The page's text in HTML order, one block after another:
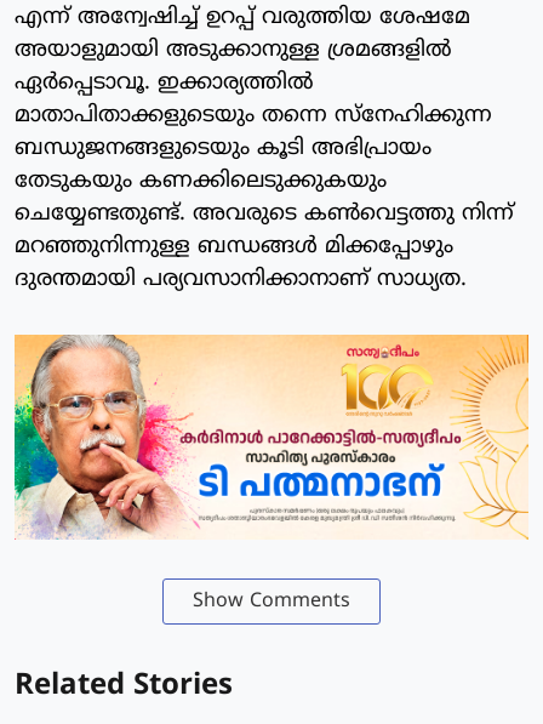
എന്ന് അന്വേഷിച്ച് ഉറപ്പ് വരുത്തിയ ശേഷമേ
അയാളുമായി അടുക്കാനുള്ള ശ്രമങ്ങളില്‍
ഏര്‍പ്പെടാവൂ. ഇക്കാര്യത്തില്‍
മാതാപിതാക്കളുടെയും തന്നെ സ്‌നേഹിക്കുന്ന
ബന്ധുജനങ്ങളുടെയും കൂടി അഭിപ്രായം
തേടുകയും കണക്കിലെടുക്കുകയും
ചെയ്യേണ്ടതുണ്ട്. അവരുടെ കണ്‍വെട്ടത്തു നിന്ന്
മറഞ്ഞുനിന്നുള്ള ബന്ധങ്ങള്‍ മിക്കപ്പോഴും
ദുരന്തമായി പര്യവസാനിക്കാനാണ് സാധ്യത.
Show Comments
Related Stories